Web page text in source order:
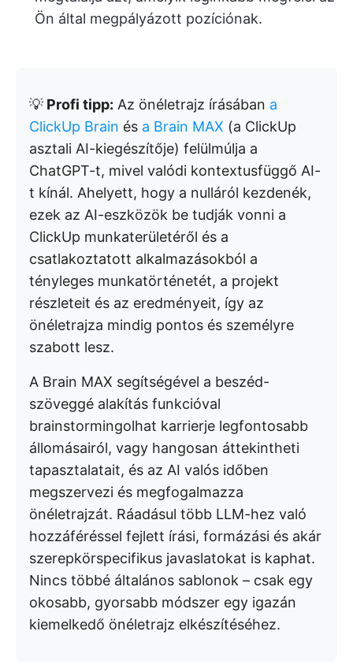
Ön által megpályázott pozíciónak.
💡 Profi tipp: Az önéletrajz írásában a
ClickUp Brain és a Brain MAX (a ClickUp
asztali AI-kiegészítője) felülmúlja a
ChatGPT-t, mivel valódi kontextusfüggő AI-
t kínál. Ahelyett, hogy a nulláról kezdenék,
ezek az AI-eszközök be tudják vonni a
ClickUp munkaterületéről és a
csatlakoztatott alkalmazásokból a
tényleges munkatörténetét, a projekt
részleteit és az eredményeit, így az
önéletrajza mindig pontos és személyre
szabott lesz.
A Brain MAX segítségével a beszéd-
szöveggé alakítás funkcióval
brainstormingolhat karrierje legfontosabb
állomásairól, vagy hangosan áttekintheti
tapasztalatait, és az AI valós időben
megszervezi és megfogalmazza
önéletrajzát. Ráadásul több LLM-hez való
hozzáféréssel fejlett írási, formázási és akár
szerepkörspecifikus javaslatokat is kaphat.
Nincs többé általános sablonok – csak egy
okosabb, gyorsabb módszer egy igazán
kiemelkedő önéletrajz elkészítéséhez.